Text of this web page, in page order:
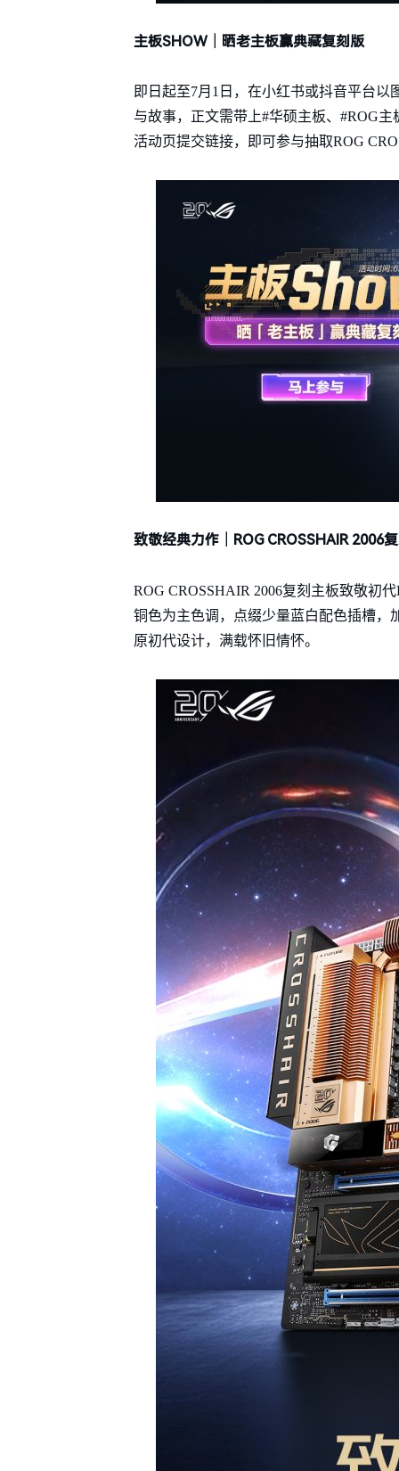
主板SHOW｜晒老主板赢典藏复刻版
即日起至7月1日，在小红书或抖音平台
与故事，正文需带上#华硕主板、#ROG
活动页提交链接，即可参与抽取ROG
致敬经典力作｜ROG CROSSHAIR 2006
ROG CROSSHAIR 2006复刻主板致敬初
铜色为主色调，点缀少量蓝白配色插槽，
原初代设计，满载怀旧情怀。